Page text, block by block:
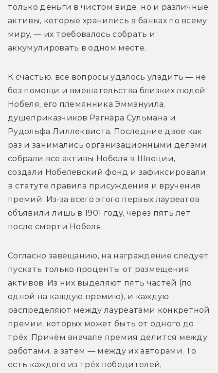
только деньги в чистом виде, но и различные
активы, которые хранились в банках по всему
миру, — их требовалось собрать и
аккумулировать в одном месте.
К счастью, все вопросы удалось уладить — не
без помощи и вмешательства близких людей
Нобеля, его племянника Эммануила,
душеприказчиков Рагнара Сульмана и
Рудольфа Лиллеквиста. Последние двое как
раз и занимались организационными делами:
собрали все активы Нобеля в Швеции,
создали Нобелевский фонд и зафиксировали
в статуте правила присуждения и вручения
премий. Из-за всего этого первых лауреатов
объявили лишь в 1901 году, через пять лет
после смерти Нобеля.
Согласно завещанию, на награждение следует
пускать только проценты от размещения
активов. Из них выделяют пять частей (по
одной на каждую премию), и каждую
распределяют между лауреатами конкретной
премии, которых может быть от одного до
трёх. Причём вначале премия делится между
работами, а затем — между их авторами. То
есть каждого из трёх победителей,